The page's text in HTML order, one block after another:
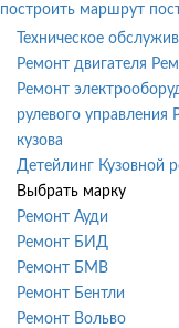
построить маршрут
Техническое
Ремонт двигателя
Ремонт
рулевого управления
кузова
Детейлинг Кузовной
Выбрать марку
Ремонт Ауди
Ремонт БИД
Ремонт БМВ
Ремонт Бентли
Ремонт Вольво